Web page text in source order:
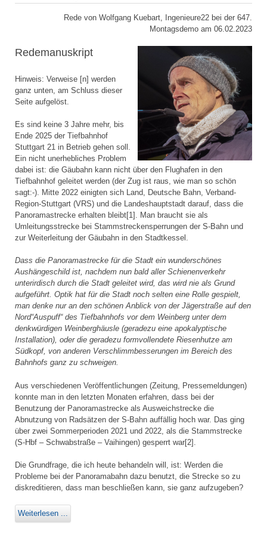
Rede von Wolfgang Kuebart, Ingenieure22 bei der 647.
Montagsdemo am 06.02.2023
Redemanuskript
Hinweis: Verweise [n] werden
ganz unten, am Schluss dieser
Seite aufgelöst.
Es sind keine 3 Jahre mehr, bis
Ende 2025 der Tiefbahnhof
Stuttgart 21 in Betrieb gehen soll.
Ein nicht unerhebliches Problem
dabei ist: die Gäubahn kann nicht über den Flughafen in den
Tiefbahnhof geleitet werden (der Zug ist raus, wie man so schön
sagt:-). Mitte 2022 einigten sich Land, Deutsche Bahn, Verband-
Region-Stuttgart (VRS) und die Landeshauptstadt darauf, dass die
Panoramastrecke erhalten bleibt[1]. Man braucht sie als
Umleitungsstrecke bei Stammstreckensperrungen der S-Bahn und
zur Weiterleitung der Gäubahn in den Stadtkessel.
Dass die Panoramastrecke für die Stadt ein wunderschönes
Aushängeschild ist, nachdem nun bald aller Schienenverkehr
unterirdisch durch die Stadt geleitet wird, das wird nie als Grund
aufgeführt. Optik hat für die Stadt noch selten eine Rolle gespielt,
man denke nur an den schönen Anblick von der Jägerstraße auf den
Nord“Auspuff“ des Tiefbahnhofs vor dem Weinberg unter dem
denkwürdigen Weinberghäusle (geradezu eine apokalyptische
Installation), oder die geradezu formvollendete Riesenhutze am
Südkopf, von anderen Verschlimmbesserungen im Bereich des
Bahnhofs ganz zu schweigen.
Aus verschiedenen Veröffentlichungen (Zeitung, Pressemeldungen)
konnte man in den letzten Monaten erfahren, dass bei der
Benutzung der Panoramastrecke als Ausweichstrecke die
Abnutzung von Radsätzen der S-Bahn auffällig hoch war. Das ging
über zwei Sommerperioden 2021 und 2022, als die Stammstrecke
(S-Hbf – Schwabstraße – Vaihingen) gesperrt war[2].
Die Grundfrage, die ich heute behandeln will, ist: Werden die
Probleme bei der Panoramabahn dazu benutzt, die Strecke so zu
diskreditieren, dass man beschließen kann, sie ganz aufzugeben?
Weiterlesen ...